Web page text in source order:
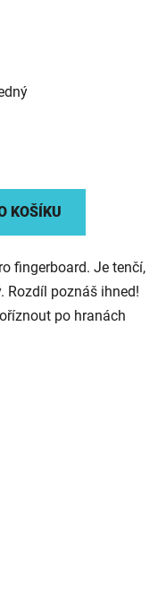
KOŠÍKU
fingerboard. Je tenčí,
Rozdíl poznáš ihned!
po hranách